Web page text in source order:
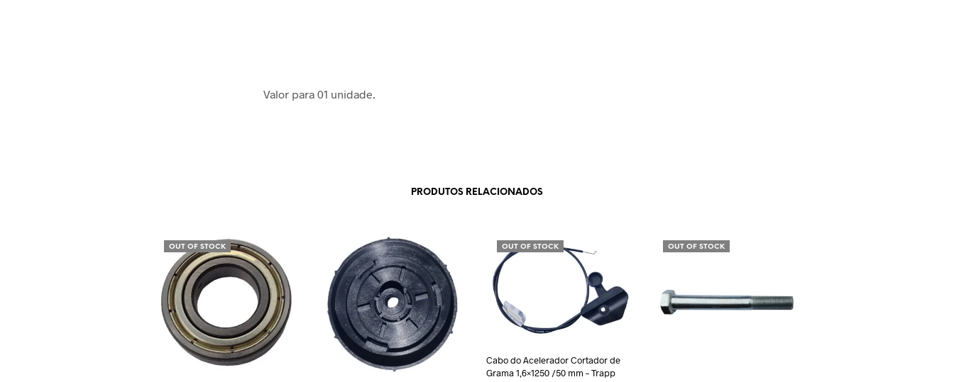
Valor para 01 unidade.
PRODUTOS RELACIONADOS
OUT OF STOCK OUT OF STOCK
Cabo do Acelerador Cortador de
Grama 1,6×1250 /50 mm – Trapp
OUT OF STOCK